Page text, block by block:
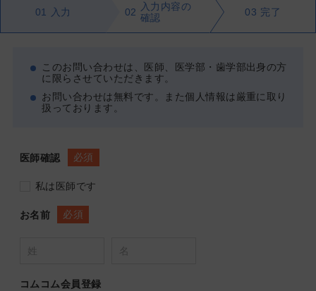
01 入力 02 入力内容の
確認
03 完了
このお問い合わせは、医師、医学部・歯学部出身の方
に限らさせていただきます。
お問い合わせは無料です。また個人情報は厳重に取り
扱っております。
医師確認 必須
私は医師です
お名前 必須
コムコム会員登録